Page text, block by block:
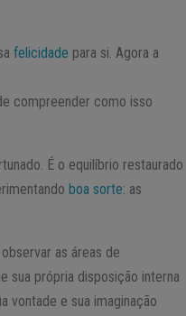
felicidade para si. Agora a
compreender como isso
É o equilíbrio restaurado
boa sorte: as
as áreas de
sua própria disposição interna
vontade e sua imaginação